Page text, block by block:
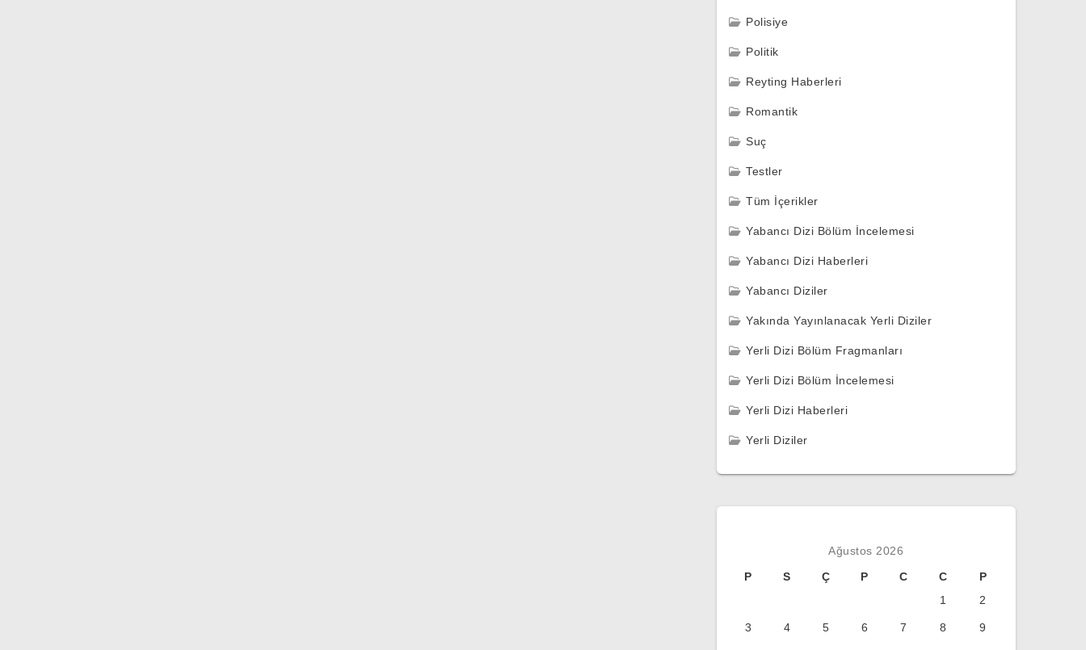
Polisiye
Politik
Reyting Haberleri
Romantik
Suç
Testler
Tüm İçerikler
Yabancı Dizi Bölüm İncelemesi
Yabancı Dizi Haberleri
Yabancı Diziler
Yakında Yayınlanacak Yerli Diziler
Yerli Dizi Bölüm Fragmanları
Yerli Dizi Bölüm İncelemesi
Yerli Dizi Haberleri
Yerli Diziler
Ağustos 2026
P
S Ç P C C
P
1
2
3 4 5 6 7 8 9